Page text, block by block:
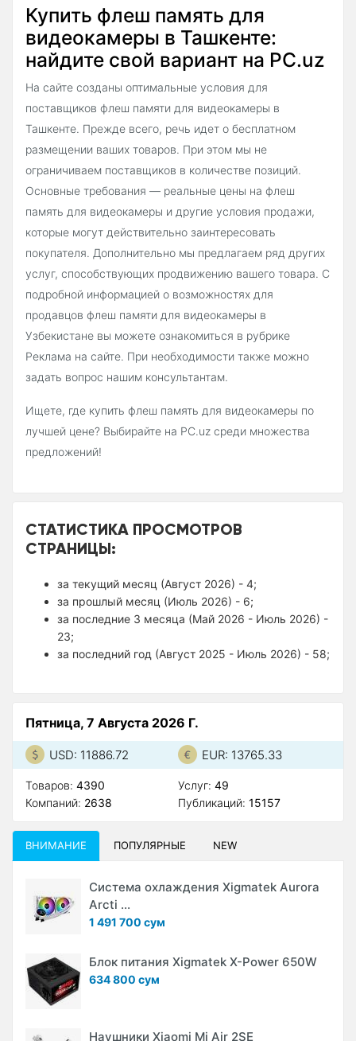
Купить флеш память для
видеокамеры в Ташкенте:
найдите свой вариант на PC.uz
На сайте созданы оптимальные условия для
поставщиков флеш памяти для видеокамеры в
Ташкенте. Прежде всего, речь идет о бесплатном
размещении ваших товаров. При этом мы не
ограничиваем поставщиков в количестве позиций.
Основные требования — реальные цены на флеш
память для видеокамеры и другие условия продажи,
которые могут действительно заинтересовать
покупателя. Дополнительно мы предлагаем ряд других
услуг, способствующих продвижению вашего товара. С
подробной информацией о возможностях для
продавцов флеш памяти для видеокамеры в
Узбекистане вы можете ознакомиться в рубрике
Реклама на сайте. При необходимости также можно
задать вопрос нашим консультантам.
Ищете, где купить флеш память для видеокамеры по
лучшей цене? Выбирайте на PC.uz среди множества
предложений!
СТАТИСТИКА ПРОСМОТРОВ
СТРАНИЦЫ:
за текущий месяц (Август 2026) - 4;
за прошлый месяц (Июль 2026) - 6;
за последние 3 месяца (Май 2026 - Июль 2026) -
23;
за последний год (Август 2025 - Июль 2026) - 58;
Пятница, 7 Августа 2026 Г.
USD: 11886.72 EUR: 13765.33
Товаров: 4390
Компаний: 2638
Услуг: 49
Публикаций: 15157
ВНИМАНИЕ ПОПУЛЯРНЫЕ NEW
Система охлаждения Xigmatek Aurora
Arcti ...
1 491 700 сум
Блок питания Xigmatek X-Power 650W
634 800 сум
Наушники Xiaomi Mi Air 2SE